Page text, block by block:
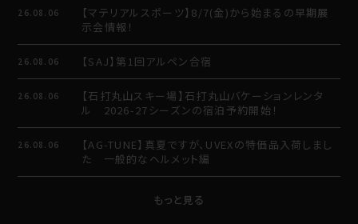
26.08.06
【マテリアルスポーツ】8/7(金)から始まるの早期展
示会情報！
26.08.06 【SAJ】第1回アルペン合宿
26.08.06
【石打丸山スキー場】石打丸山バケーションレンタ
ル 2026-27シーズンの宿泊予約開始！
26.08.06
【AG-TUNE】真夏ですが、UVEXの特価品入荷しまし
た 一般的なヘルメット編
もっと見る